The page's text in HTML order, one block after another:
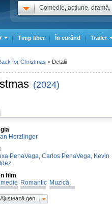
Comedie, acţiune, dramă,
Timp liber În curând Trailer
(2024)
Herzlinger
PenaVega, Carlos PenaVega, Kevin
film
Romantic Muzică
Ajustează gen
for Christmas > Detalii